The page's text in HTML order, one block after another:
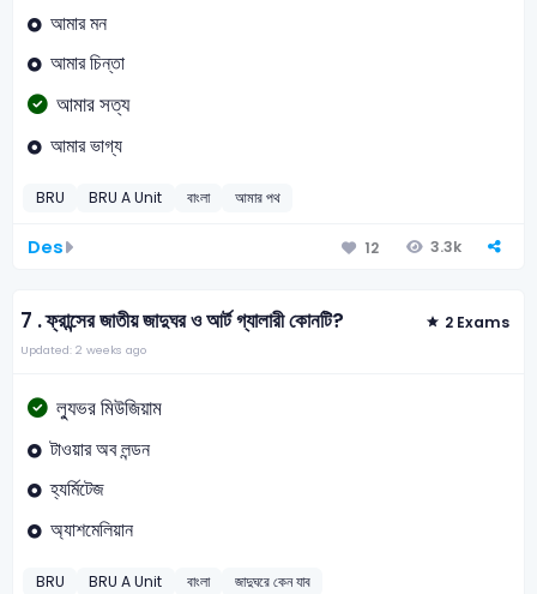
আমার মন
আমার চিন্তা
আমার সত্য
আমার ভাগ্য
BRU BRU A Unit বাংলা আমার পথ
Des 12 3.3k
7 .ফ্রান্সের জাতীয় জাদুঘর ও আর্ট গ্যালারী কোনটি? 2 Exams
Updated: 2 weeks ago
ল্যুভর মিউজিয়াম
টাওয়ার অব লন্ডন
হ্যর্মিটেজ
অ্যাশমেলিয়ান
BRU BRU A Unit বাংলা জাদুঘরে কেন যাব